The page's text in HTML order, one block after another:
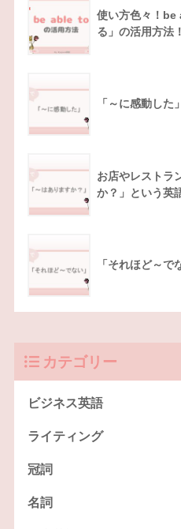
使い方色々！be
る」の活用方法！
「～に感動し
お店やレストラ
か？」という英
「それほど～
カテゴリー
ビジネス英語
ライティング
冠詞
名詞